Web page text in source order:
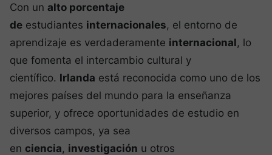
Con un alto porcentaje
de estudiantes internacionales, el entorno de
aprendizaje es verdaderamente internacional, lo
que fomenta el intercambio cultural y
científico. Irlanda está reconocida como uno de los
mejores países del mundo para la enseñanza
superior, y ofrece oportunidades de estudio en
diversos campos, ya sea
en ciencia, investigación u otros